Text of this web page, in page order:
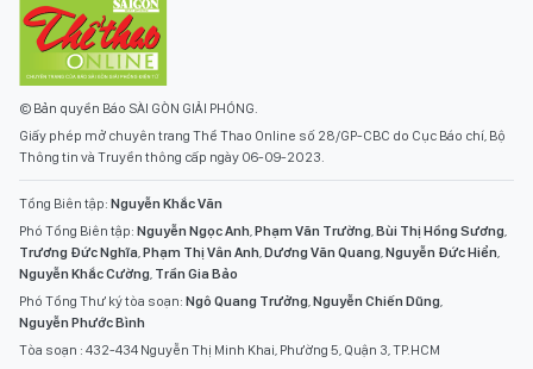
© Bản quyền Báo SÀI GÒN GIẢI PHÓNG.
Giấy phép mở chuyên trang Thể Thao Online số 28/GP-CBC do Cục Báo chí, Bộ
Thông tin và Truyền thông cấp ngày 06-09-2023.
Tổng Biên tập: Nguyễn Khắc Văn
Phó Tổng Biên tập: Nguyễn Ngọc Anh,Phạm Văn Trường,Bùi Thị Hồng Sương,
Trương Đức Nghĩa,Phạm Thị Vân Anh,Dương Văn Quang,Nguyễn Đức Hiển,
Nguyễn Khắc Cường, Trần Gia Bảo
Phó Tổng Thư ký tòa soạn: Ngô Quang Trưởng,Nguyễn Chiến Dũng,
Nguyễn Phước Bình
Tòa soạn : 432-434 Nguyễn Thị Minh Khai, Phường 5, Quận 3, TP.HCM